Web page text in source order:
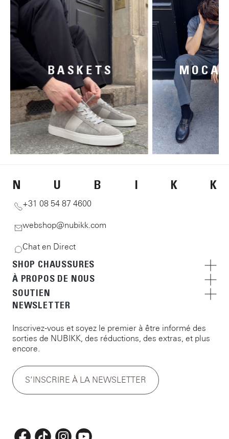
BASKETS
N U B I K K
+31 08 54 87 4600
webshop@nubikk.com
Chat en Direct
SHOP CHAUSSURES
À PROPOS DE NOUS
SOUTIEN
NEWSLETTER
Inscrivez-vous et soyez le premier à être informé des
sorties de NUBIKK, des réductions, des extras, et plus
encore.
S’INSCRIRE À LA NEWSLETTER